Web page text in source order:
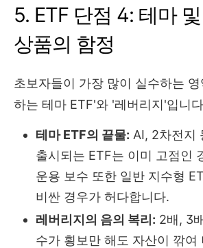
5. ETF 단점 4: 테마
상품의 함정
초보자들이 가장 많이 실수하는
하는 테마 ETF'와 '레버리지'입니
테마 ETF의 끝물: AI, 2차전지
출시되는 ETF는 이미 고점인
운용 보수 또한 일반 지수형
비싼 경우가 허다합니다.
레버리지의 음의 복리: 2배, 3
수가 횡보만 해도 자산이 깎여